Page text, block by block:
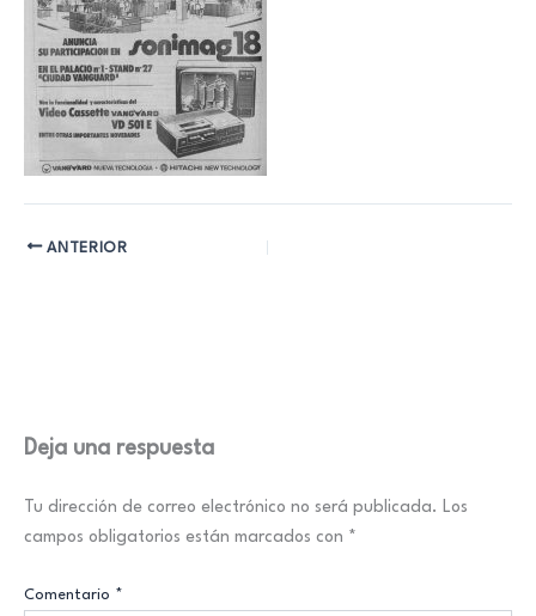
ANTERIOR
Deja una respuesta
Tu dirección de correo electrónico no será publicada. Los
campos obligatorios están marcados con *
Comentario *